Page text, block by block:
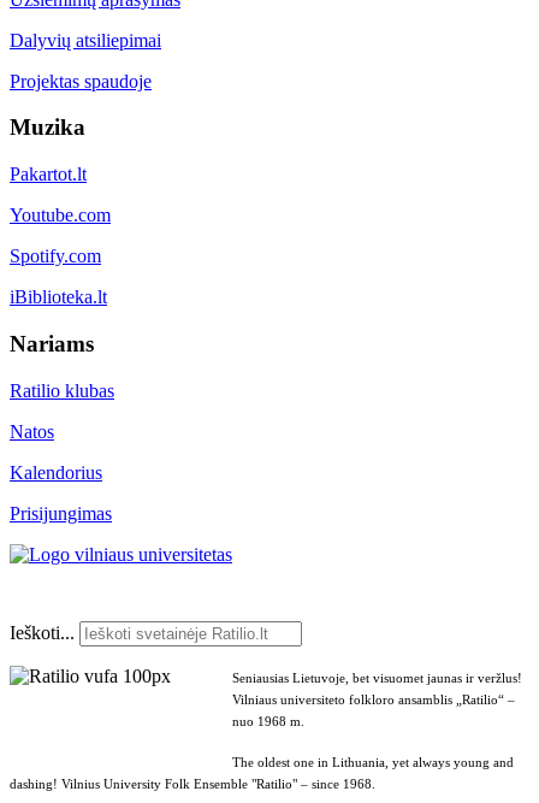
Dalyvių atsiliepimai
Projektas spaudoje
Muzika
Pakartot.lt
Youtube.com
Spotify.com
iBiblioteka.lt
Nariams
Ratilio klubas
Natos
Kalendorius
Prisijungimas
Ieškoti...
Seniausias Lietuvoje, bet visuomet jaunas ir veržlus!
Vilniaus universiteto folkloro ansamblis „Ratilio“ –
nuo 1968 m.
The oldest one in Lithuania, yet always young and
dashing! Vilnius University Folk Ensemble "Ratilio" – since 1968.